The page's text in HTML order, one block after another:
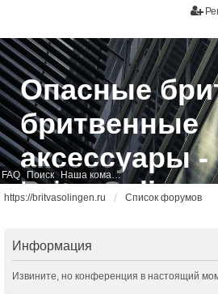
FAQ Поиск Наша команда
Опасные
бритвенные
аксессуары -
https://britvasolingen.ru Список форумов
Информация
Извините, но конференция в настоящий